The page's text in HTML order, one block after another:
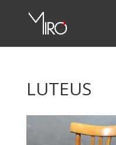
LUTEUS